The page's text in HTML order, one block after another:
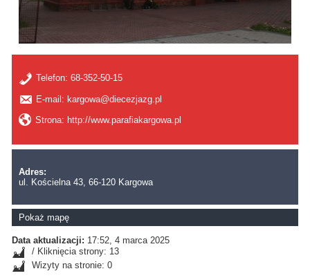
Telefon:68-352-50-15
E-mail: kargowa@diecezjazg.pl
Strona: http://www.parafiakargowa.pl
Adres:
ul. Kościelna 43, 66-120 Kargowa
Pokaż mapę
Data aktualizacji: 17:52, 4 marca 2025
/ Kliknięcia strony: 13
Wizyty na stronie: 0